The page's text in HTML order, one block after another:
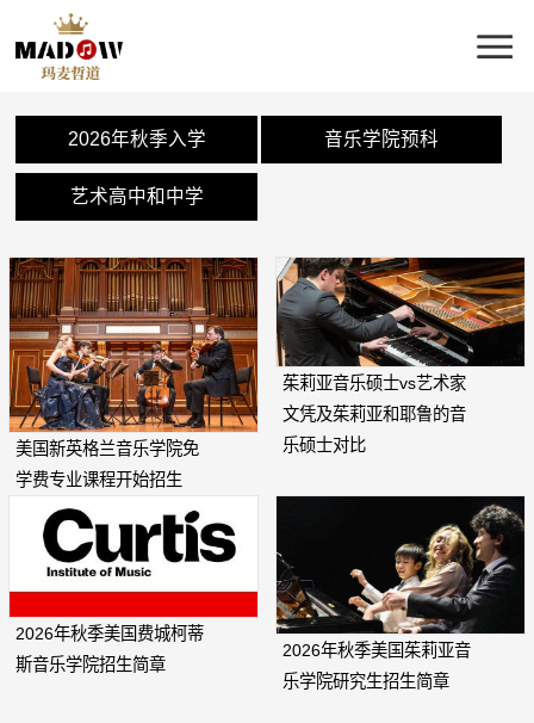
2026年秋季入学 音乐学院预科
艺术高中和中学
美国新英格兰音乐学院免
学费专业课程开始招生
茱莉亚音乐硕士vs艺术家
文凭及茱莉亚和耶鲁的音
乐硕士对比
2026年秋季美国费城柯蒂
斯音乐学院招生简章
2026年秋季美国茱莉亚音
乐学院研究生招生简章